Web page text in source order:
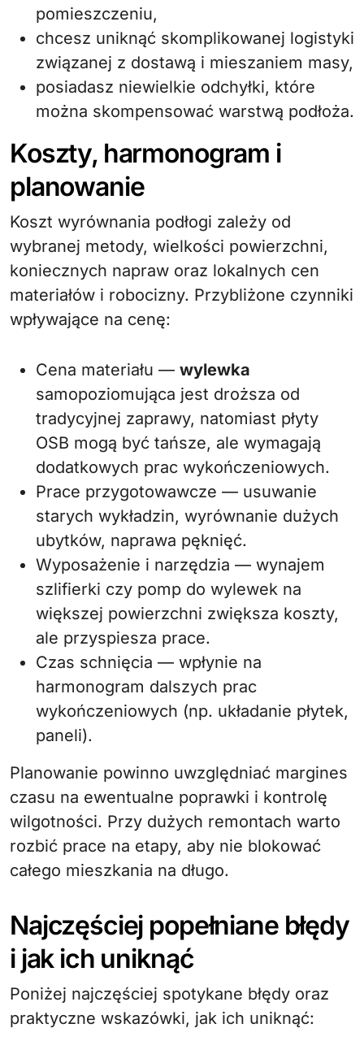
pomieszczeniu,
chcesz uniknąć skomplikowanej logistyki
związanej z dostawą i mieszaniem masy,
posiadasz niewielkie odchyłki, które
można skompensować warstwą podłoża.
Koszty, harmonogram i
planowanie
Koszt wyrównania podłogi zależy od
wybranej metody, wielkości powierzchni,
koniecznych napraw oraz lokalnych cen
materiałów i robocizny. Przybliżone czynniki
wpływające na cenę:
Cena materiału — wylewka
samopoziomująca jest droższa od
tradycyjnej zaprawy, natomiast płyty
OSB mogą być tańsze, ale wymagają
dodatkowych prac wykończeniowych.
Prace przygotowawcze — usuwanie
starych wykładzin, wyrównanie dużych
ubytków, naprawa pęknięć.
Wyposażenie i narzędzia — wynajem
szlifierki czy pomp do wylewek na
większej powierzchni zwiększa koszty,
ale przyspiesza prace.
Czas schnięcia — wpłynie na
harmonogram dalszych prac
wykończeniowych (np. układanie płytek,
paneli).
Planowanie powinno uwzględniać margines
czasu na ewentualne poprawki i kontrolę
wilgotności. Przy dużych remontach warto
rozbić prace na etapy, aby nie blokować
całego mieszkania na długo.
Najczęściej popełniane błędy
i jak ich uniknąć
Poniżej najczęściej spotykane błędy oraz
praktyczne wskazówki, jak ich uniknąć: